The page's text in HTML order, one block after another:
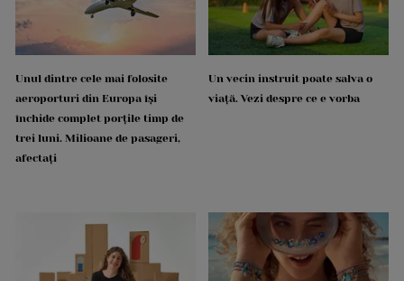
Unul dintre cele mai folosite
aeroporturi din Europa își
închide complet porțile timp de
trei luni. Milioane de pasageri,
afectați
Un vecin instruit poate salva o
viață. Vezi despre ce e vorba